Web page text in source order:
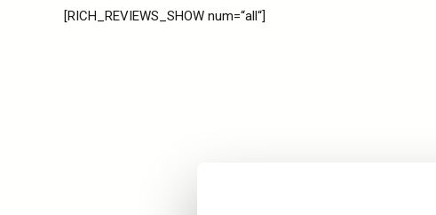
[RICH_REVIEWS_SHOW num=“all“]